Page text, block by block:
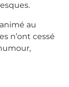
au
n’ont cessé